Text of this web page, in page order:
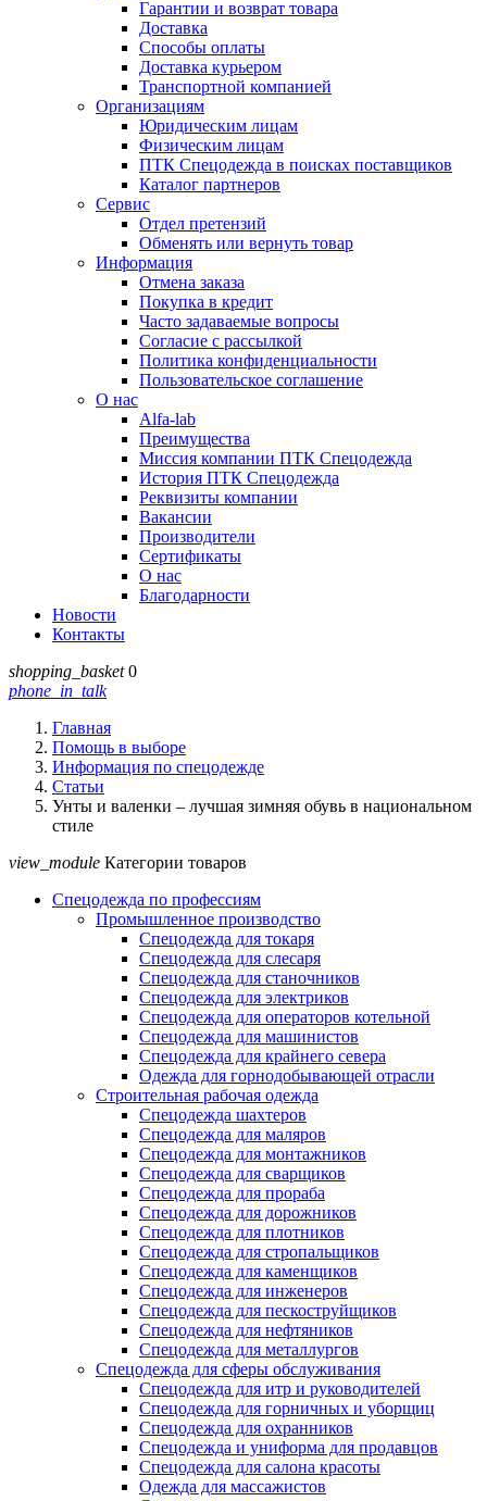
Гарантии и возврат товара
Доставка
Способы оплаты
Доставка курьером
Транспортной компанией
Организациям
Юридическим лицам
Физическим лицам
ПТК Спецодежда в поисках поставщиков
Каталог партнеров
Сервис
Отдел претензий
Обменять или вернуть товар
Информация
Отмена заказа
Покупка в кредит
Часто задаваемые вопросы
Согласие с рассылкой
Политика конфиденциальности
Пользовательское соглашение
О нас
Alfa-lab
Преимущества
Миссия компании ПТК Спецодежда
История ПТК Спецодежда
Реквизиты компании
Вакансии
Производители
Сертификаты
О нас
Благодарности
Новости
Контакты
shopping_basket 0
phone_in_talk
Главная
Помощь в выборе
Информация по спецодежде
Статьи
Унты и валенки – лучшая зимняя обувь в национальном
стиле
view_module Категории товаров
Спецодежда по профессиям
Промышленное производство
Спецодежда для токаря
Спецодежда для слесаря
Спецодежда для станочников
Спецодежда для электриков
Спецодежда для операторов котельной
Спецодежда для машинистов
Спецодежда для крайнего севера
Одежда для горнодобывающей отрасли
Строительная рабочая одежда
Спецодежда шахтеров
Спецодежда для маляров
Спецодежда для монтажников
Спецодежда для сварщиков
Спецодежда для прораба
Спецодежда для дорожников
Спецодежда для плотников
Спецодежда для стропальщиков
Спецодежда для каменщиков
Спецодежда для инженеров
Спецодежда для пескоструйщиков
Спецодежда для нефтяников
Спецодежда для металлургов
Спецодежда для сферы обслуживания
Спецодежда для итр и руководителей
Спецодежда для горничных и уборщиц
Спецодежда для охранников
Спецодежда и униформа для продавцов
Спецодежда для салона красоты
Одежда для массажистов